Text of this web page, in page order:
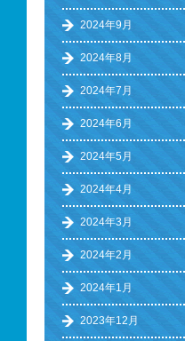
2024年9月
2024年8月
2024年7月
2024年6月
2024年5月
2024年4月
2024年3月
2024年2月
2024年1月
2023年12月